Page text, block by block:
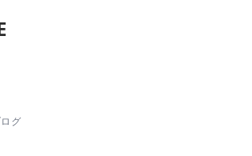
2019年07月の記事一覧 | 【即日発送
グ